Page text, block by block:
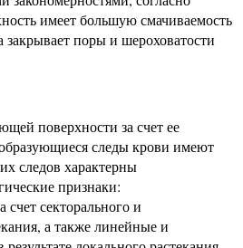
имеет большую смачиваемость
закрывает поры и шероховатости
поверхности за счет ее
следы крови имеют
следов характерны
признаки:
секторального и
а также линейные и